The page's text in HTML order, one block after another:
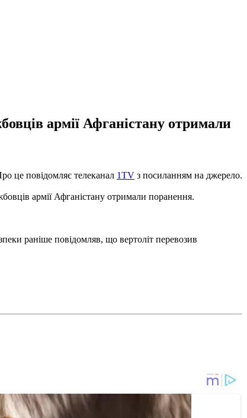
армії Афганістану отримали
це повідомляє телеканал 1TV з посиланням на джерело.
армії Афганістану отримали поранення.
раніше повідомляв, що вертоліт перевозив